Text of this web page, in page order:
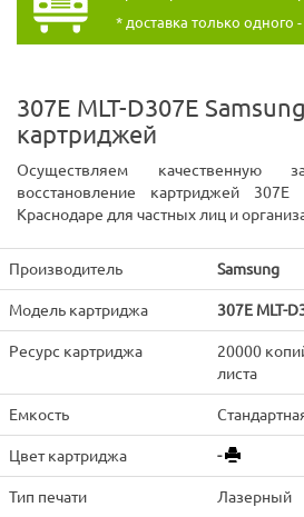
* доставка только одного -
307E MLT-D307E
картриджей
Осуществляем качественную
восстановление картриджей 307E
Краснодаре для частных лиц и
Производитель Samsung
Модель картриджа 307E MLT-
Ресурс картриджа
20000
листа
Емкость
Цвет картриджа -
Тип печати Лазерный